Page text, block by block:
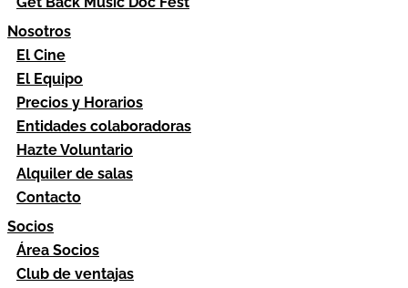
Nosotros
El Cine
El Equipo
Precios y Horarios
Entidades colaboradoras
Hazte Voluntario
Alquiler de salas
Contacto
Socios
Área Socios
Club de ventajas